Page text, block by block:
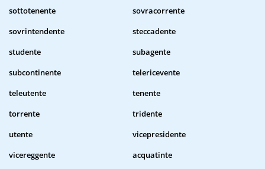
sottotenente
sovracorrente
sovrintendente
steccadente
studente
subagente
subcontinente
telericevente
teleutente
tenente
torrente
tridente
utente
vicepresidente
vicereggente
acquatinte